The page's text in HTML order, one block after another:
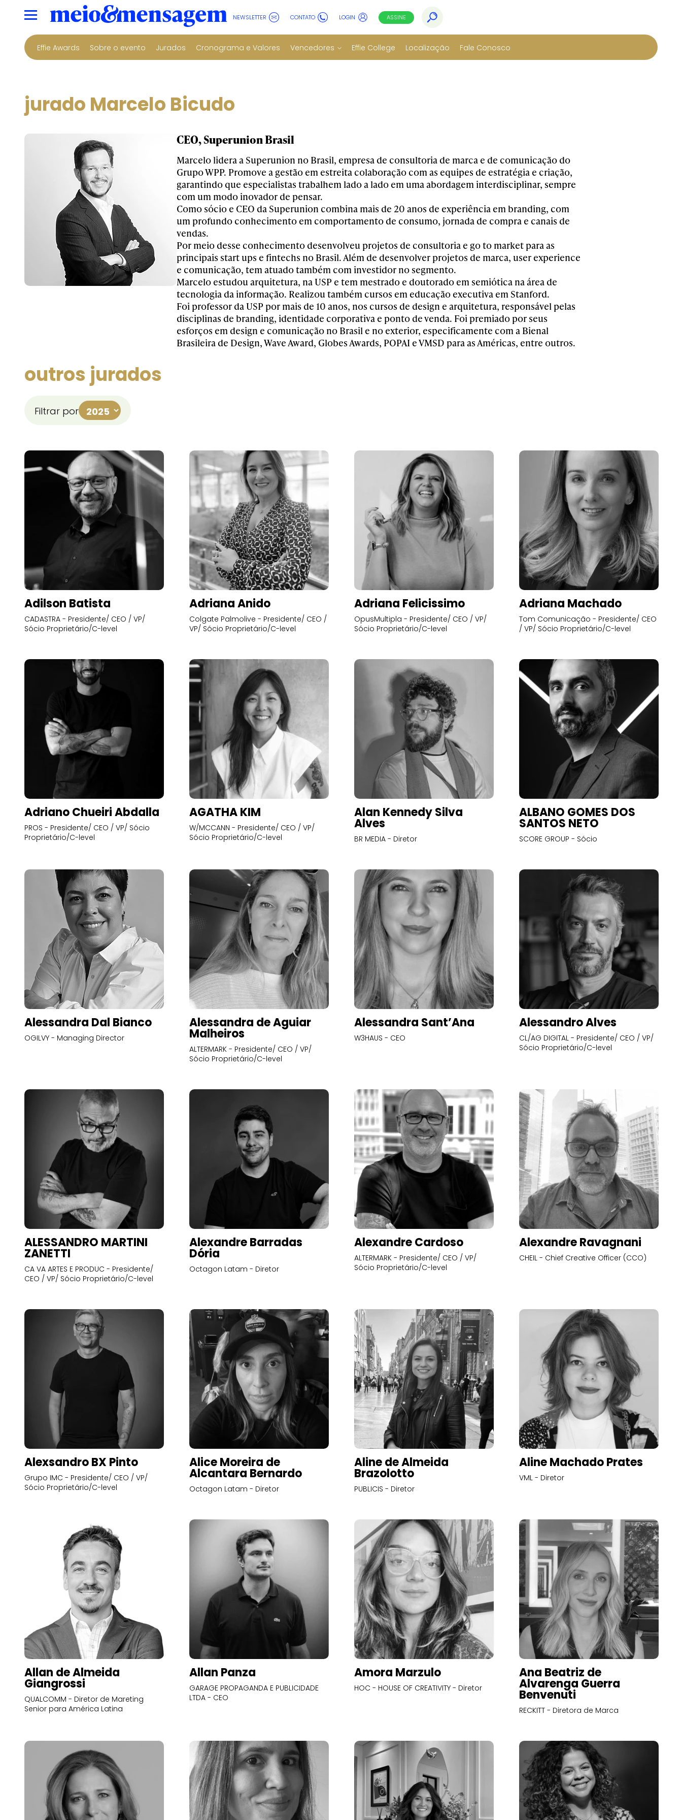
NEWSLETTER CONTATO LOGIN ASSINE
Effie Awards Sobre o evento Jurados Cronograma e Valores Vencedores Effie College Localização Fale Conosco
jurado Marcelo Bicudo
CEO, Superunion Brasil
Marcelo lidera a Superunion no Brasil, empresa de consultoria de marca e de comunicação do
Grupo WPP. Promove a gestão em estreita colaboração com as equipes de estratégia e criação,
garantindo que especialistas trabalhem lado a lado em uma abordagem interdisciplinar, sempre
com um modo inovador de pensar.
Como sócio e CEO da Superunion combina mais de 20 anos de experiência em branding, com
um profundo conhecimento em comportamento de consumo, jornada de compra e canais de
vendas.
Por meio desse conhecimento desenvolveu projetos de consultoria e go to market para as
principais start ups e fintechs no Brasil. Além de desenvolver projetos de marca, user experience
e comunicação, tem atuado também com investidor no segmento.
Marcelo estudou arquitetura, na USP e tem mestrado e doutorado em semiótica na área de
tecnologia da informação. Realizou também cursos em educação executiva em Stanford.
Foi professor da USP por mais de 10 anos, nos cursos de design e arquitetura, responsável pelas
disciplinas de branding, identidade corporativa e ponto de venda. Foi premiado por seus
esforços em design e comunicação no Brasil e no exterior, especificamente com a Bienal
Brasileira de Design, Wave Award, Globes Awards, POPAI e VMSD para as Américas, entre outros.
outros jurados
Filtrar por
Adilson Batista
CADASTRA - Presidente/ CEO / VP/
Sócio Proprietário/C-level
Adriana Anido
Colgate Palmolive - Presidente/ CEO /
VP/ Sócio Proprietário/C-level
Adriana Felicissimo
OpusMultipla - Presidente/ CEO / VP/
Sócio Proprietário/C-level
Adriana Machado
Tom Comunicação - Presidente/ CEO
/ VP/ Sócio Proprietário/C-level
Adriano Chueiri Abdalla
PROS - Presidente/ CEO / VP/ Sócio
Proprietário/C-level
AGATHA KIM
W/MCCANN - Presidente/ CEO / VP/
Sócio Proprietário/C-level
Alan Kennedy Silva
Alves
BR MEDIA - Diretor
ALBANO GOMES DOS
SANTOS NETO
SCORE GROUP - Sócio
Alessandra Dal Bianco
OGILVY - Managing Director
Alessandra de Aguiar
Malheiros
ALTERMARK - Presidente/ CEO / VP/
Sócio Proprietário/C-level
Alessandra Sant’Ana
W3HAUS - CEO
Alessandro Alves
CL/AG DIGITAL - Presidente/ CEO / VP/
Sócio Proprietário/C-level
ALESSANDRO MARTINI
ZANETTI
CA VA ARTES E PRODUC - Presidente/
CEO / VP/ Sócio Proprietário/C-level
Alexandre Barradas
Dória
Octagon Latam - Diretor
Alexandre Cardoso
ALTERMARK - Presidente/ CEO / VP/
Sócio Proprietário/C-level
Alexandre Ravagnani
CHEIL - Chief Creative Officer (CCO)
Alexsandro BX Pinto
Grupo IMC - Presidente/ CEO / VP/
Sócio Proprietário/C-level
Alice Moreira de
Alcantara Bernardo
Octagon Latam - Diretor
Aline de Almeida
Brazolotto
PUBLICIS - Diretor
Aline Machado Prates
VML - Diretor
Allan de Almeida
Giangrossi
QUALCOMM - Diretor de Mareting
Senior para América Latina
Allan Panza
GARAGE PROPAGANDA E PUBLICIDADE
LTDA - CEO
Amora Marzulo
HOC - HOUSE OF CREATIVITY - Diretor
Ana Beatriz de
Alvarenga Guerra
Benvenuti
RECKITT - Diretora de Marca